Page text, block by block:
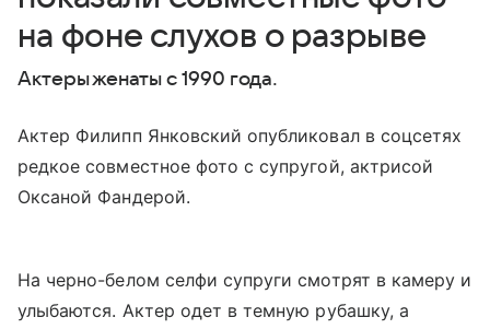
на фоне слухов о разрыве
Актеры женаты с 1990 года.
Актер Филипп Янковский опубликовал в соцсетях
редкое совместное фото с супругой, актрисой
Оксаной Фандерой.
На черно-белом селфи супруги смотрят в камеру и
улыбаются. Актер одет в темную рубашку, а